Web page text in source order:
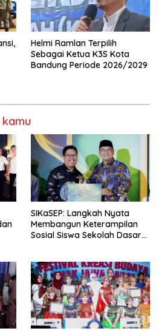
Helmi Ramlan Terpilih
Sebagai Ketua K3S Kota
Bandung Periode 2026/2029
SIKaSEP: Langkah Nyata
Membangun Keterampilan
Sosial Siswa Sekolah Dasar